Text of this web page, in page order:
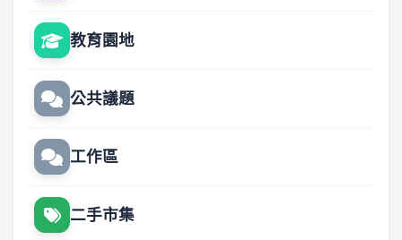
教育園地
公共議題
工作區
二手市集